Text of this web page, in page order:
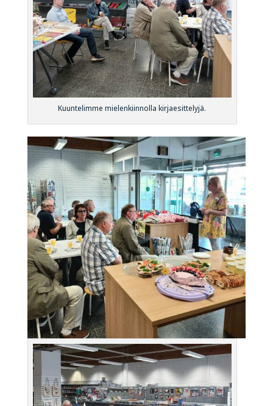
Kuuntelimme mielenkiinnolla kirjaesittelyjä.